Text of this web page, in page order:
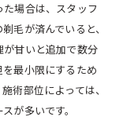
場合は、スタッフ
毛が済んでいると、
が甘いと追加で数分
最小限にするため
術部位によっては、
が多いです。